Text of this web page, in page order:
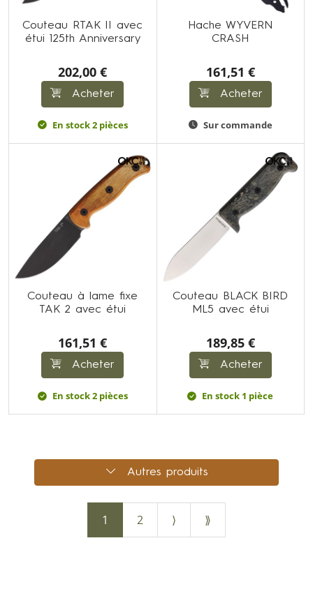
Couteau RTAK II avec
étui 125th Anniversary
202,00 €
Acheter
En stock 2 pièces
Hache WYVERN
CRASH
161,51 €
Acheter
Sur commande
Couteau à lame fixe
TAK 2 avec étui
161,51 €
Acheter
En stock 2 pièces
Couteau BLACK BIRD
ML5 avec étui
189,85 €
Acheter
En stock 1 pièce
Autres produits
1 2 ⟩ ⟫